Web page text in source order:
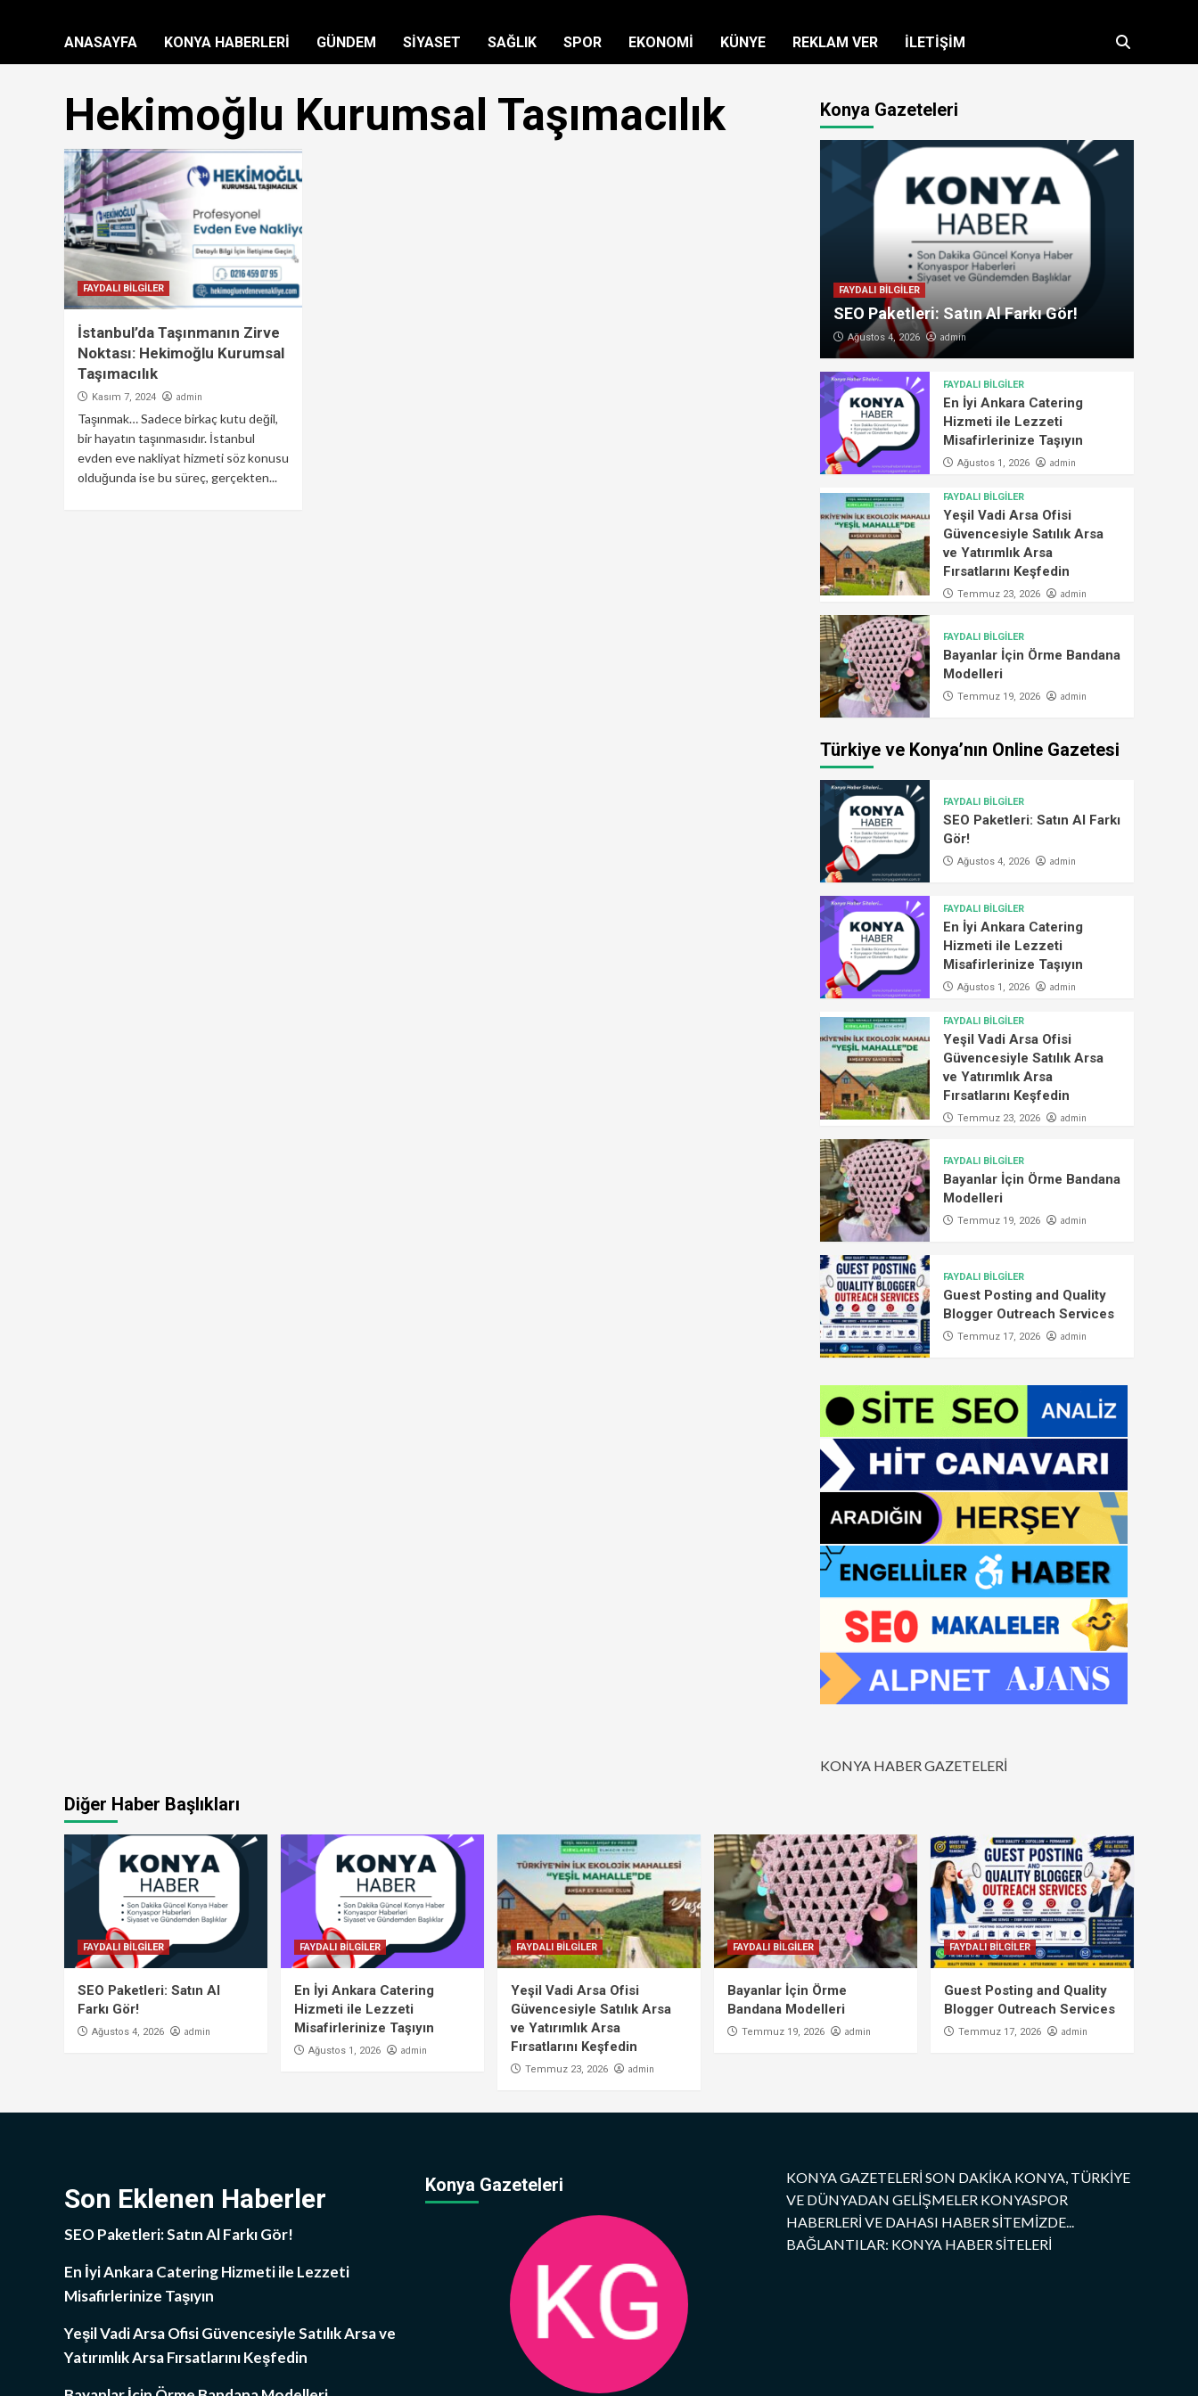
ANASAYFA KONYA HABERLERİ GÜNDEM SİYASET SAĞLIK SPOR EKONOMİ KÜNYE REKLAM VER İLETİŞİM
Hekimoğlu Kurumsal Taşımacılık
FAYDALI BİLGİLER
İstanbul’da Taşınmanın Zirve
Noktası: Hekimoğlu Kurumsal
Taşımacılık
Kasım 7, 2024 admin
Taşınmak… Sadece birkaç kutu değil,
bir hayatın taşınmasıdır. İstanbul
evden eve nakliyat hizmeti söz konusu
olduğunda ise bu süreç, gerçekten...
Konya Gazeteleri
FAYDALI BİLGİLER
SEO Paketleri: Satın Al Farkı Gör!
Ağustos 4, 2026 admin
FAYDALI BİLGİLER
En İyi Ankara Catering
Hizmeti ile Lezzeti
Misafirlerinize Taşıyın
Ağustos 1, 2026 admin
FAYDALI BİLGİLER
Yeşil Vadi Arsa Ofisi
Güvencesiyle Satılık Arsa
ve Yatırımlık Arsa
Fırsatlarını Keşfedin
Temmuz 23, 2026 admin
FAYDALI BİLGİLER
Bayanlar İçin Örme Bandana
Modelleri
Temmuz 19, 2026 admin
Türkiye ve Konya’nın Online Gazetesi
FAYDALI BİLGİLER
SEO Paketleri: Satın Al Farkı
Gör!
Ağustos 4, 2026 admin
FAYDALI BİLGİLER
En İyi Ankara Catering
Hizmeti ile Lezzeti
Misafirlerinize Taşıyın
Ağustos 1, 2026 admin
FAYDALI BİLGİLER
Yeşil Vadi Arsa Ofisi
Güvencesiyle Satılık Arsa
ve Yatırımlık Arsa
Fırsatlarını Keşfedin
Temmuz 23, 2026 admin
FAYDALI BİLGİLER
Bayanlar İçin Örme Bandana
Modelleri
Temmuz 19, 2026 admin
FAYDALI BİLGİLER
Guest Posting and Quality
Blogger Outreach Services
Temmuz 17, 2026 admin
KONYA HABER GAZETELERİ
Diğer Haber Başlıkları
FAYDALI BİLGİLER
SEO Paketleri: Satın Al
Farkı Gör!
Ağustos 4, 2026 admin
FAYDALI BİLGİLER
En İyi Ankara Catering
Hizmeti ile Lezzeti
Misafirlerinize Taşıyın
Ağustos 1, 2026 admin
FAYDALI BİLGİLER
Yeşil Vadi Arsa Ofisi
Güvencesiyle Satılık Arsa
ve Yatırımlık Arsa
Fırsatlarını Keşfedin
Temmuz 23, 2026 admin
FAYDALI BİLGİLER
Bayanlar İçin Örme
Bandana Modelleri
Temmuz 19, 2026 admin
FAYDALI BİLGİLER
Guest Posting and Quality
Blogger Outreach Services
Temmuz 17, 2026 admin
Son Eklenen Haberler
SEO Paketleri: Satın Al Farkı Gör!
En İyi Ankara Catering Hizmeti ile Lezzeti
Misafirlerinize Taşıyın
Yeşil Vadi Arsa Ofisi Güvencesiyle Satılık Arsa ve
Yatırımlık Arsa Fırsatlarını Keşfedin
Konya Gazeteleri
KONYA GAZETELERİ SON DAKİKA KONYA, TÜRKİYE
VE DÜNYADAN GELİŞMELER KONYASPOR
HABERLERİ VE DAHASI HABER SİTEMİZDE...
BAĞLANTILAR: KONYA HABER SİTELERİ